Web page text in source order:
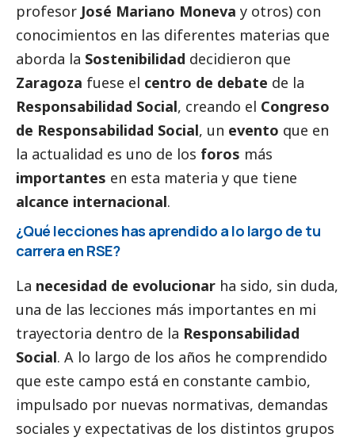
profesor José Mariano Moneva y otros) con
conocimientos en las diferentes materias que
aborda la Sostenibilidad decidieron que
Zaragoza fuese el centro de debate de la
Responsabilidad Social, creando el Congreso
de Responsabilidad Social, un evento que en
la actualidad es uno de los foros más
importantes en esta materia y que tiene
alcance internacional.
¿Qué lecciones has aprendido a lo largo de tu
carrera en RSE?
La necesidad de evolucionar ha sido, sin duda,
una de las lecciones más importantes en mi
trayectoria dentro de la Responsabilidad
Social. A lo largo de los años he comprendido
que este campo está en constante cambio,
impulsado por nuevas normativas, demandas
sociales y expectativas de los distintos grupos